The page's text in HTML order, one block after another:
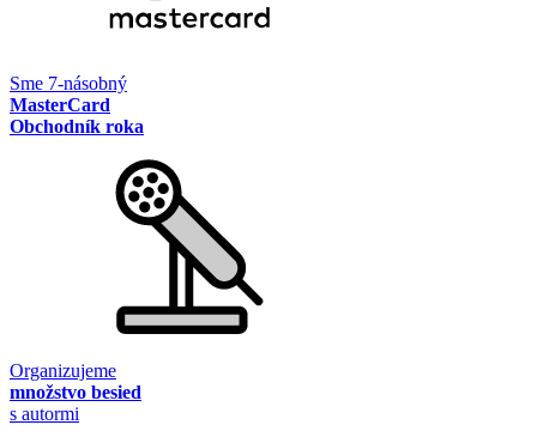
Sme 7-násobný
MasterCard
Obchodník roka
Organizujeme
množstvo besied
s autormi